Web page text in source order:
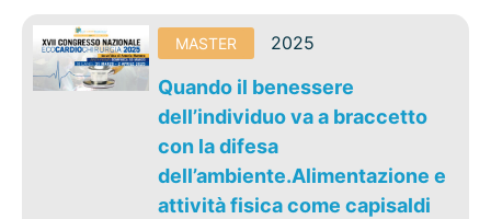
MASTER 2025
Quando il benessere
dell’individuo va a braccetto
con la difesa
dell’ambiente.Alimentazione e
attività fisica come capisaldi